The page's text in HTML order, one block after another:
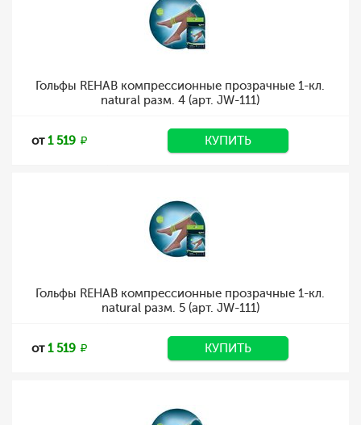
Гольфы REHAB компрессионные прозрачные 1-кл.
natural разм. 4 (арт. JW-111)
от1 519 КУПИТЬ
Гольфы REHAB компрессионные прозрачные 1-кл.
natural разм. 5 (арт. JW-111)
от1 519 КУПИТЬ